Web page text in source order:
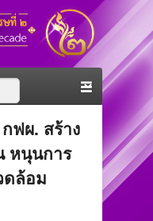
ศวรรษที่
ฟผ. สร้าง
หนุนการ
ดล้อม